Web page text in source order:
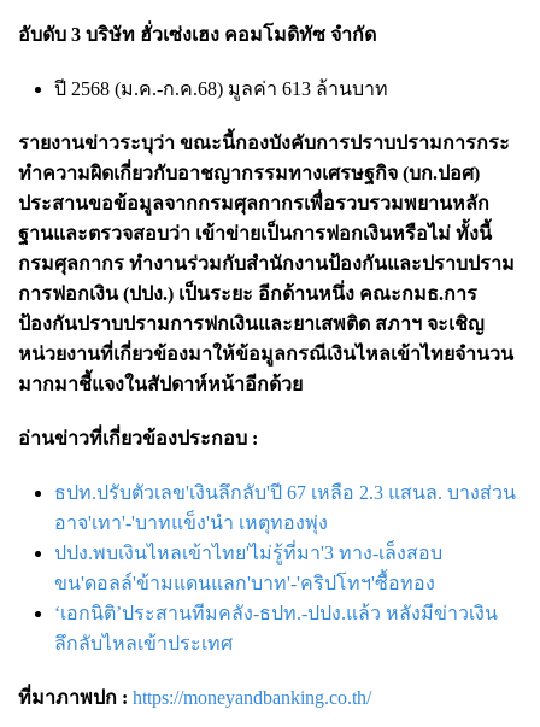
อับดับ 3 บริษัท ฮั่วเซ่งเฮง คอมโมดิทัซ จำกัด
ปี 2568 (ม.ค.-ก.ค.68) มูลค่า 613 ล้านบาท
รายงานข่าวระบุว่า ขณะนี้กองบังคับการปราบปรามการกระ
ทำความผิดเกี่ยวกับอาชญากรรมทางเศรษฐกิจ (บก.ปอศ)
ประสานขอข้อมูลจากกรมศุลกากรเพื่อรวบรวมพยานหลัก
ฐานและตรวจสอบว่า เข้าข่ายเป็นการฟอกเงินหรือไม่ ทั้งนี้
กรมศุลกากร ทำงานร่วมกับสำนักงานป้องกันและปราบปราม
การฟอกเงิน (ปปง.) เป็นระยะ อีกด้านหนึ่ง คณะกมธ.การ
ป้องกันปราบปรามการฟกเงินและยาเสพติด สภาฯ จะเชิญ
หน่วยงานที่เกี่ยวข้องมาให้ข้อมูลกรณีเงินไหลเข้าไทยจำนวน
มากมาชี้แจงในสัปดาห์หน้าอีกด้วย
อ่านข่าวที่เกี่ยวข้องประกอบ :
ธปท.ปรับตัวเลข'เงินลึกลับ'ปี 67 เหลือ 2.3 แสนล. บางส่วน
อาจ'เทา'-'บาทแข็ง'นำ เหตุทองพุ่ง
ปปง.พบเงินไหลเข้าไทย'ไม่รู้ที่มา'3 ทาง-เล็งสอบ
ขน'ดอลล์'ข้ามแดนแลก'บาท'-'คริปโทฯ'ซื้อทอง
‘เอกนิติ’ประสานทีมคลัง-ธปท.-ปปง.แล้ว หลังมีข่าวเงิน
ลึกลับไหลเข้าประเทศ
ที่มาภาพปก : https://moneyandbanking.co.th/